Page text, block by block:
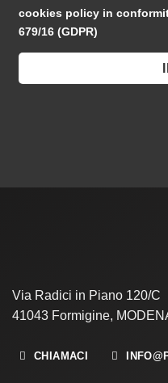
cookies policy in
679/16 (GDPR)
Via Radici in Piano 120/C
41043 Formigine,
CHIAMACI